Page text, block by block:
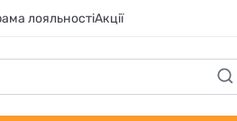
лояльностіАкції